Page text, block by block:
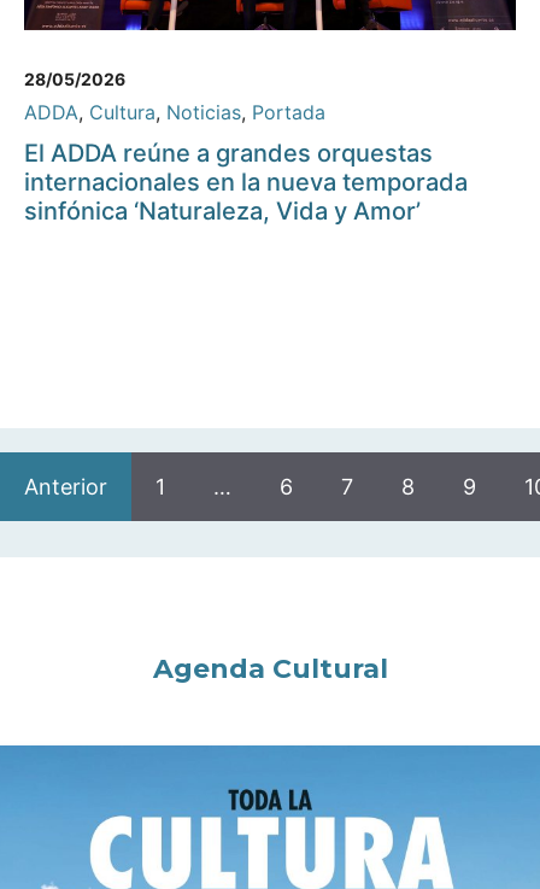
28/05/2026
ADDA, Cultura, Noticias, Portada
El ADDA reúne a grandes orquestas
internacionales en la nueva temporada
sinfónica ‘Naturaleza, Vida y Amor’
Anterior 1 … 6 7 8 9
Agenda Cultural